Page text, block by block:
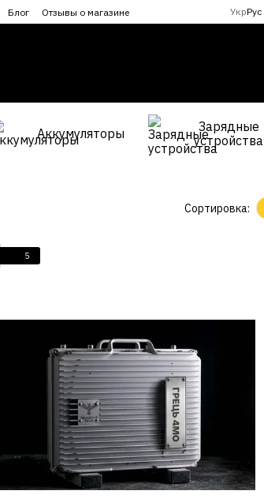
Блог
Отзывы о магазине
УкрРус
Аккумуляторы
Зарядные
устройства
Сортировка:
5